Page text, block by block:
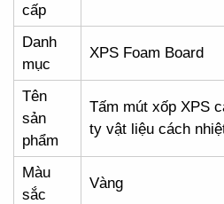
cấp
Danh
mục
XPS Foam Board
Tên
sản
phẩm
Tấm mút xốp XPS
ty vật liệu cách
Màu
sắc
Vàng